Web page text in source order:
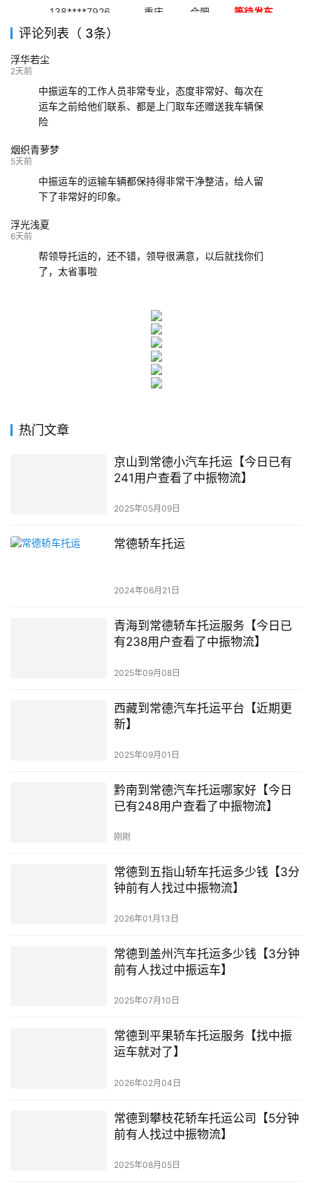
138****7926 重庆 合肥 等待发车
139****9233
评论列表（ 3条）
浮华若尘
2天前
中振运车的工作人员非常专业，态度非常好、每次在
运车之前给他们联系、都是上门取车还赠送我车辆保
险
烟织青萝梦
5天前
中振运车的运输车辆都保持得非常干净整洁，给人留
下了非常好的印象。
浮光浅夏
6天前
帮领导托运的，还不错，领导很满意，以后就找你们
了，太省事啦
热门文章
京山到常德小汽车托运【今日已有
241用户查看了中振物流】
2025年05月09日
常德轿车托运
2024年06月21日
青海到常德轿车托运服务【今日已
有238用户查看了中振物流】
2025年09月08日
西藏到常德汽车托运平台【近期更
新】
2025年09月01日
黔南到常德汽车托运哪家好【今日
已有248用户查看了中振物流】
刚刚
常德到五指山轿车托运多少钱【3分
钟前有人找过中振物流】
2026年01月13日
常德到盖州汽车托运多少钱【3分钟
前有人找过中振运车】
2025年07月10日
常德到平果轿车托运服务【找中振
运车就对了】
2026年02月04日
常德到攀枝花轿车托运公司【5分钟
前有人找过中振物流】
2025年08月05日